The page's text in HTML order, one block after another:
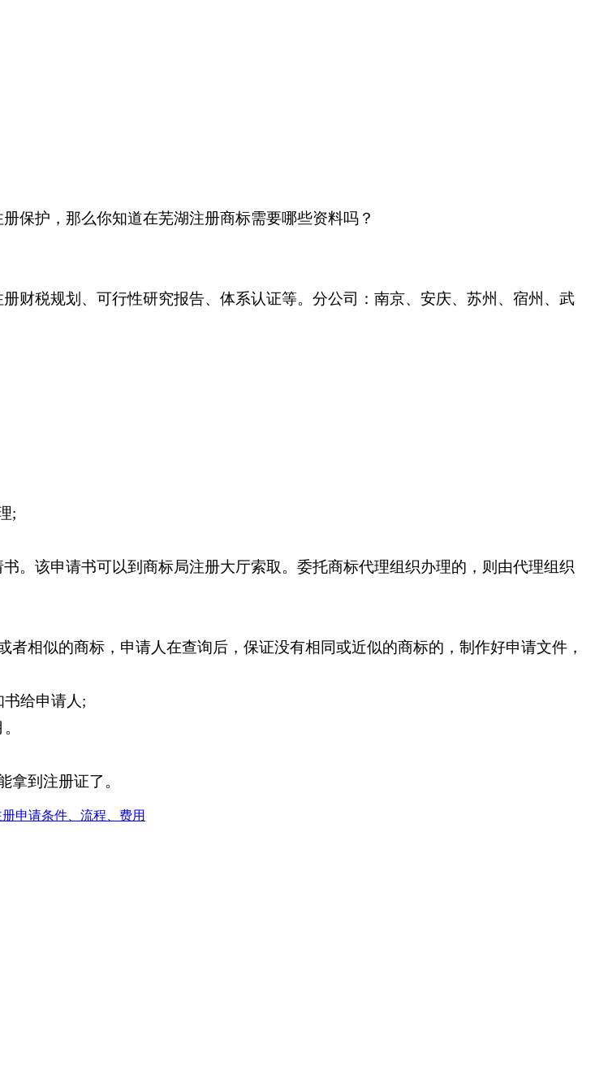
保护，那么你知道在芜湖注册商标需要哪些资料吗？
财税规划、可行性研究报告、体系认证等。分公司：南京、安庆、苏州、宿州、武
;
。该申请书可以到商标局注册大厅索取。委托商标代理组织办理的，则由代理组织
相似的商标，申请人在查询后，保证没有相同或近似的商标的，制作好申请文件，
给申请人;
拿到注册证了。
申请条件、流程、费用